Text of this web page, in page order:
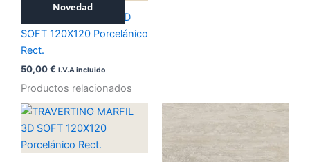
Novedad
TRAVERTINO BEIGE 3D
SOFT 120X120 Porcelánico
Rect.
50,00€ I.V.A incluido
Productos relacionados